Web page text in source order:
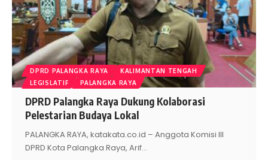
DPRD PALANGKA RAYA
KALIMANTAN TENGAH
LEGISLATIF
PALANGKA RAYA
DPRD Palangka Raya Dukung Kolaborasi
Pelestarian Budaya Lokal
PALANGKA RAYA, katakata.co.id – Anggota Komisi III
DPRD Kota Palangka Raya, Arif…